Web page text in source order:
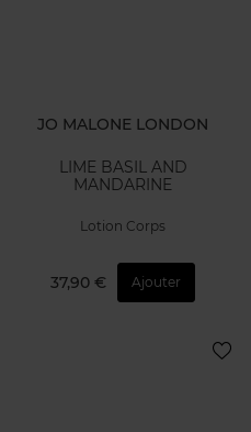
JO MALONE LONDON
LIME BASIL AND
MANDARINE
Lotion Corps
37,90 € Ajouter